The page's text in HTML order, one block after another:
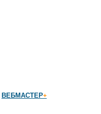
ВЕБМАСТЕР+